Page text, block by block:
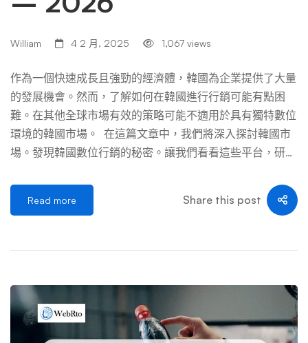
William 4 2 月, 2025 1,067 views
作為一個快速成長且強勁的經濟體，韓國為企業提供了大量
的發展機會。然而，了解如何在韓國進行行銷可能有點困
難。在其他全球市場有效的策略可能不適用於具有獨特數位
環境的韓國市場。 在這篇文章中，我們將深入探討韓國市
場。發現韓國數位行銷的秘密。讓我們看看這些平台，研究
響，並最終揭示如何創建專為韓國人設計的有效數位行銷策
略。我們的目標是揭開韓國景觀的神秘面紗，幫助您的企業
科技的人口。高速網路和廣泛的寬頻存取使韓國成為熱衷於
韓國數位行銷的企業的熱點。 儘管行銷的基本原則普遍適
用，但韓國因其數位生態系統而脫穎而出。在Google和 Fac
ebook 等巨頭的主導下，Naver、Daum 和 KakaoTalk 等本
Read more Share this post